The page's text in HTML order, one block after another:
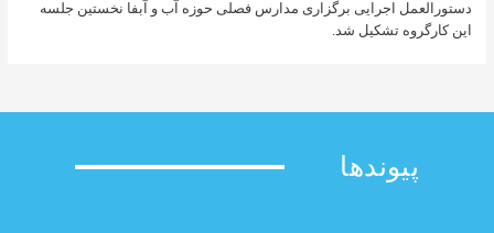
اجرایی برگزاری مدارس فصلی حوزه آب و آبفا نخستین جلسه
تشکیل شد.